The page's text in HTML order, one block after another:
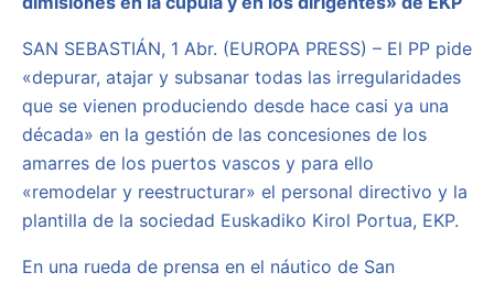
SAN SEBASTIÁN, 1 Abr. (EUROPA PRESS) – El PP pide
«depurar, atajar y subsanar todas las irregularidades
que se vienen produciendo desde hace casi ya una
década» en la gestión de las concesiones de los
amarres de los puertos vascos y para ello
«remodelar y reestructurar» el personal directivo y la
plantilla de la sociedad Euskadiko Kirol Portua, EKP.
En una rueda de prensa en el náutico de San